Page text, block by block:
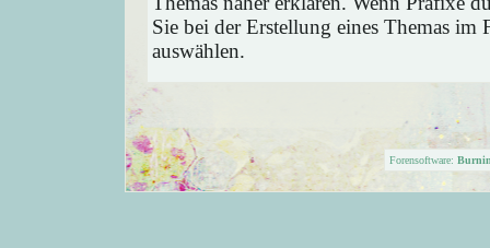
Sie bei der Erstellung eines Themas
auswählen.
Forensoftware: